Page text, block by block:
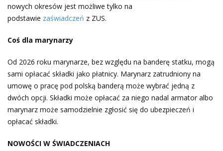
nowych okresów jest możliwe tylko na
podstawie zaświadczeń z ZUS.
Coś dla marynarzy
Od 2026 roku marynarze, bez względu na banderę statku, mogą
sami opłacać składki jako płatnicy. Marynarz zatrudniony na
umowę o pracę pod polską banderą może wybrać jedną z
dwóch opcji. Składki może opłacać za niego nadal armator albo
marynarz może samodzielnie zgłosić się do ubezpieczeń i
opłacać składki.
NOWOŚCI W ŚWIADCZENIACH